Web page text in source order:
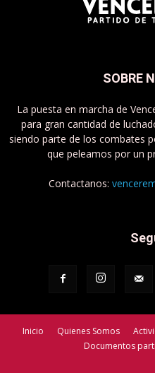
SOBRE
La puesta en marcha de
para gran cantidad de
siendo parte de los combates
que peleamos por un
Contactanos:
Inicio Quienes Somos
Documentos